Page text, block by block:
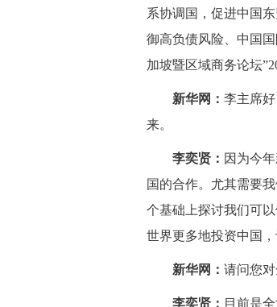
系协调国，促进中国
御高负债风险、中国
加坡暨区域商务论坛
新华网： 李主席
来。
李奕贤： 因为今
国的合作。尤其需要
个基础上探讨我们可
世界更多地投资中国
新华网： 请问您
李奕贤： 目前是